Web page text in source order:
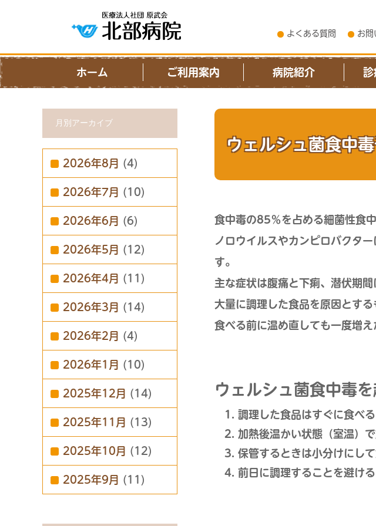
よくある質問 お問
ホーム ご利用案内 病院紹介 診
ウェルシュ菌食中
食中毒の85％を占める細菌性食
ノロウイルスやカンピロバクタ
す。
主な症状は腹痛と下痢、潜伏期間
大量に調理した食品を原因とする
食べる前に温め直しても一度増
ウェルシュ菌食中毒
調理した食品はすぐに食べる
加熱後温かい状態（室温）
保管するときは小分けにし
前日に調理することを避け
月別アーカイブ
2026年8月 (4)
2026年7月 (10)
2026年6月 (6)
2026年5月 (12)
2026年4月 (11)
2026年3月 (14)
2026年2月 (4)
2026年1月 (10)
2025年12月 (14)
2025年11月 (13)
2025年10月 (12)
2025年9月 (11)